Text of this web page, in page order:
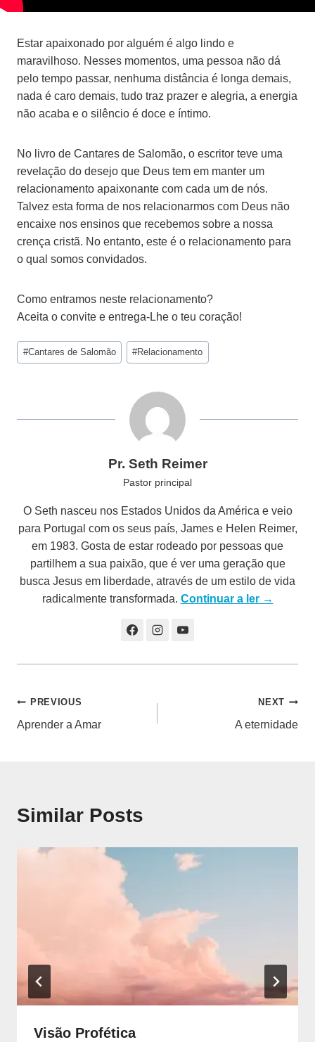
Estar apaixonado por alguém é algo lindo e
maravilhoso. Nesses momentos, uma pessoa não dá
pelo tempo passar, nenhuma distância é longa demais,
nada é caro demais, tudo traz prazer e alegria, a energia
não acaba e o silêncio é doce e íntimo.
No livro de Cantares de Salomão, o escritor teve uma
revelação do desejo que Deus tem em manter um
relacionamento apaixonante com cada um de nós.
Talvez esta forma de nos relacionarmos com Deus não
encaixe nos ensinos que recebemos sobre a nossa
crença cristã. No entanto, este é o relacionamento para
o qual somos convidados.
Como entramos neste relacionamento?
Aceita o convite e entrega-Lhe o teu coração!
Post
Tags:
#Cantares de Salomão #Relacionamento
Pr. Seth Reimer
Pastor principal
O Seth nasceu nos Estados Unidos da América e veio
para Portugal com os seus país, James e Helen Reimer,
em 1983. Gosta de estar rodeado por pessoas que
partilhem a sua paixão, que é ver uma geração que
busca Jesus em liberdade, através de um estilo de vida
radicalmente transformada. Continuar a ler →
Navegação
de
PREVIOUS
Aprender a Amar
NEXT
A eternidade
Similar Posts
Visão Profética